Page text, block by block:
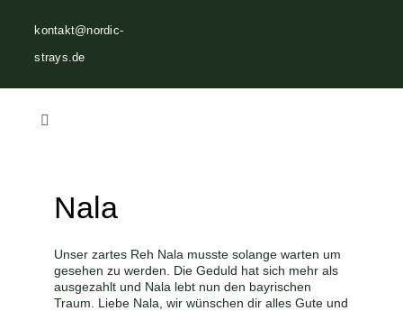
Inhalt
springen
kontakt@nordic-
strays.de
Vermittlungen
Nala
Unser zartes Reh Nala musste solange warten um
gesehen zu werden. Die Geduld hat sich mehr als
ausgezahlt und Nala lebt nun den bayrischen
Traum. Liebe Nala, wir wünschen dir alles Gute und